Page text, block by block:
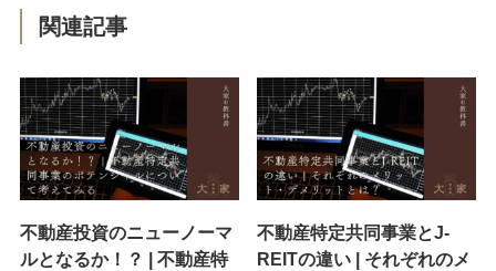
関連記事
不動産投資のニューノーマ
ルとなるか！？ | 不動産特
不動産特定共同事業とJ-
REITの違い | それぞれのメ